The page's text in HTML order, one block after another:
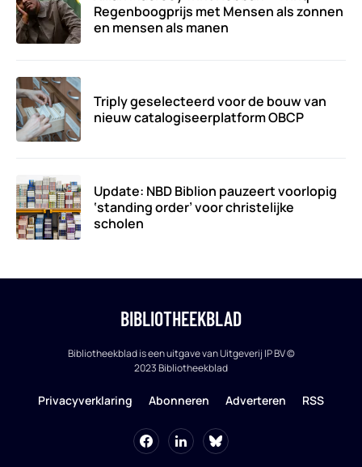
Regenboogprijs met Mensen als zonnen
en mensen als manen
Triply geselecteerd voor de bouw van
nieuw catalogiseerplatform OBCP
Update: NBD Biblion pauzeert voorlopig
‘standing order’ voor christelijke
scholen
BIBLIOTHEEKBLAD
Bibliotheekblad is een uitgave van Uitgeverij IP BV ©
2023 Bibliotheekblad
Privacyverklaring Abonneren Adverteren RSS